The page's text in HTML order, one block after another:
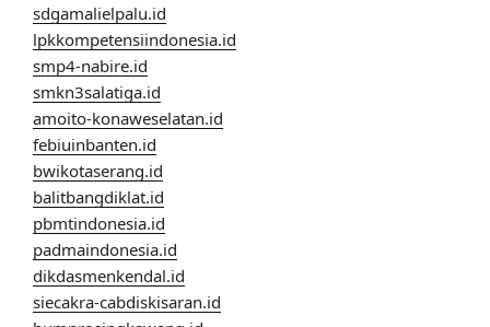
sdgamalielpalu.id
lpkkompetensiindonesia.id
smp4-nabire.id
smkn3salatiga.id
amoito-konaweselatan.id
febiuinbanten.id
bwikotaserang.id
balitbangdiklat.id
pbmtindonesia.id
padmaindonesia.id
dikdasmenkendal.id
siecakra-cabdiskisaran.id